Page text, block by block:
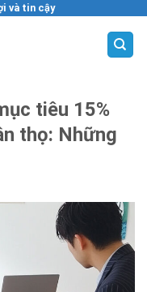
và tin cậy
tiêu 15%
thọ: Những